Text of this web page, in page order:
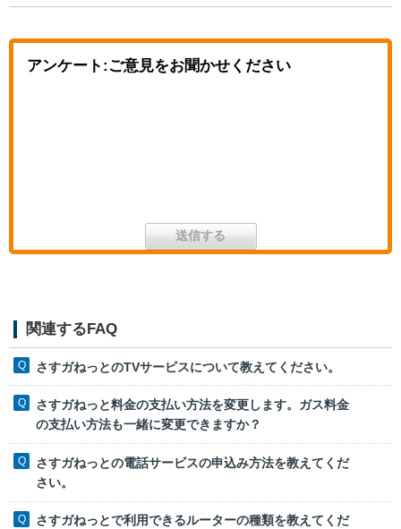
アンケート:ご意見をお聞かせください
関連するFAQ
さすガねっとのTVサービスについて教えてください。
さすガねっと料金の支払い方法を変更します。ガス料金
の支払い方法も一緒に変更できますか？
さすガねっとの電話サービスの申込み方法を教えてくだ
さい。
さすガねっとで利用できるルーターの種類を教えてくだ